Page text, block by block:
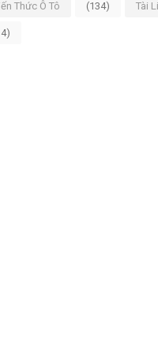
Thức Ô Tô (134) Tài